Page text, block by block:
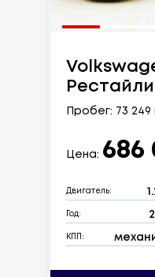
Пробег: 73 249
Цена: 686
Двигатель:
Год:
КПП: